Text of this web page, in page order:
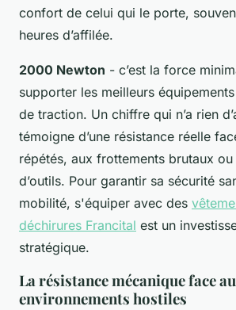
confort de celui qui le porte,
heures d’affilée.
2000 Newton - c’est la force
supporter les meilleurs
de traction. Un chiffre qui n’a rien
témoigne d’une résistance réelle
répétés, aux frottements brutaux
d’outils. Pour garantir sa sécurité
mobilité, s'équiper avec des
déchirures Francital est un
stratégique.
La résistance mécanique face
environnements hostiles